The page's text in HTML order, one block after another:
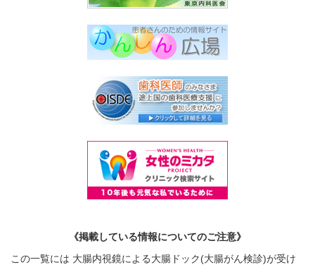
《掲載している情報についてのご注意》
この一覧には 大腸内視鏡による大腸ドック(大腸がん検診)が受け